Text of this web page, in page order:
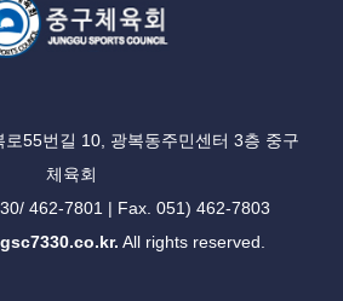
로55번길 10, 광복동주민센터 3층 중구
체육회
462-7801 | Fax. 051) 462-7803
All rights reserved.